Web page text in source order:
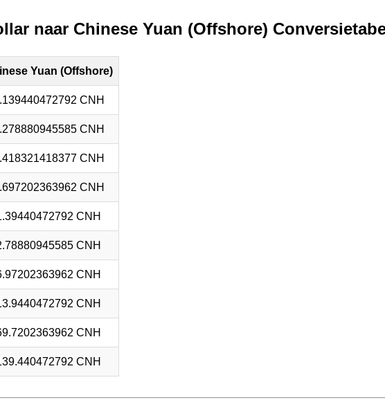
naar Chinese Yuan (Offshore)
Yuan (Offshore)
CNH
CNH
CNH
CNH
CNH
CNH
CNH
CNH
CNH
CNH